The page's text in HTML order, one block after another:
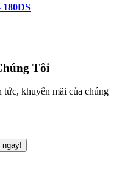
Tôi
khuyến mãi của chúng